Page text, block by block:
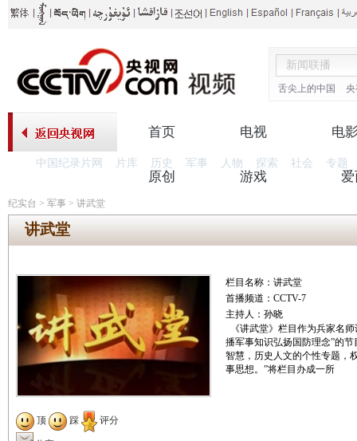
舌尖上的中国
首页 电视 电
中国纪录片网 片库 历史 军事 人物 探索 社会 专题
原创 游戏
纪实台 > 军事 > 讲武堂
讲武堂
顶 踩 评分
栏目名称：讲武堂
首播频道：CCTV-7
主持人：孙晓
《讲武堂》栏目作为兵家名
播军事知识弘扬国防理念”的
智慧，历史人文的个性专题，
事思想。”将栏目办成一所